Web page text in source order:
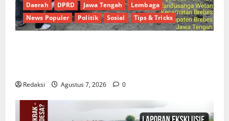
Daerah
DPRD Jawa Tengah
Lembaga
News Populer
Politik Sosial Tips & Tricks
Redaksi Agustus 7, 2026 0